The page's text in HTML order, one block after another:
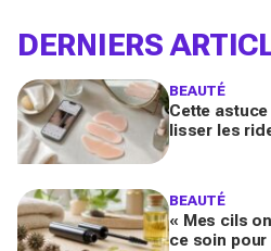
DERNIERS
BEAUTÉ
Cette
lisser les
BEAUTÉ
« Mes cils
ce soin pour